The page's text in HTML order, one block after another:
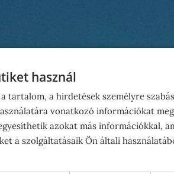
használ
tartalom, a hirdetések személyre
vonatkozó információkat
azokat más információkkal,
a szolgáltatásaik Ön általi